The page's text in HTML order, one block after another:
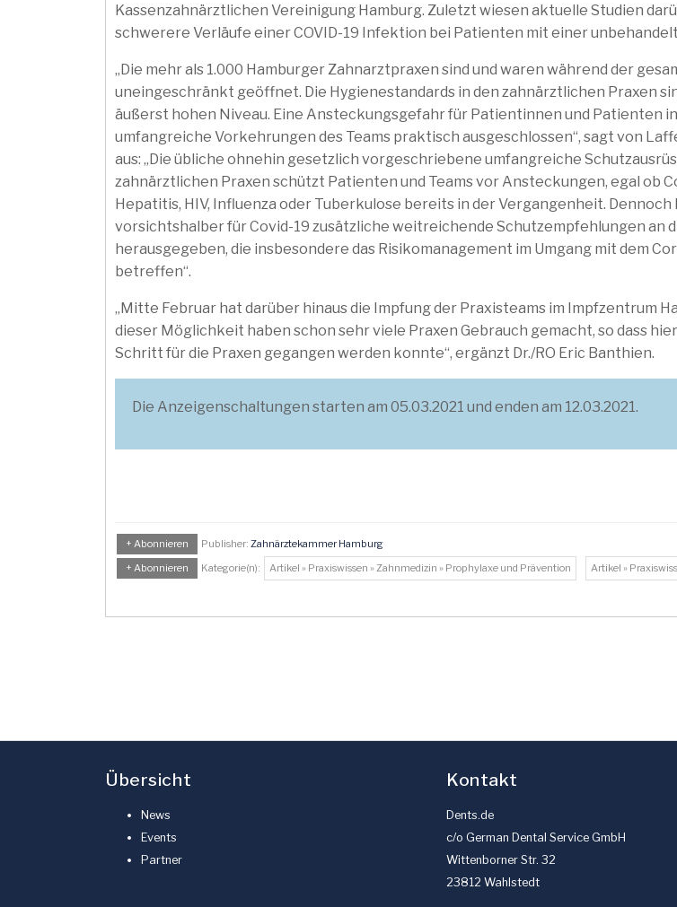
Kassenzahnärztlichen Vereinigung Hamburg. Zuletzt wiesen aktuelle Studien
schwerere Verläufe einer COVID-19 Infektion bei Patienten mit einer
„Die mehr als 1.000 Hamburger Zahnarztpraxen sind und waren während der
uneingeschränkt geöffnet. Die Hygienestandards in den zahnärztlichen Praxen
äußerst hohen Niveau. Eine Ansteckungsgefahr für Patientinnen und Patienten
umfangreiche Vorkehrungen des Teams praktisch ausgeschlossen“, sagt von
aus: „Die übliche ohnehin gesetzlich vorgeschriebene umfangreiche
zahnärztlichen Praxen schützt Patienten und Teams vor Ansteckungen, egal ob
Hepatitis, HIV, Influenza oder Tuberkulose bereits in der Vergangenheit. Dennoch
vorsichtshalber für Covid-19 zusätzliche weitreichende Schutzempfehlungen an
herausgegeben, die insbesondere das Risikomanagement im Umgang mit dem
betreffen“.
„Mitte Februar hat darüber hinaus die Impfung der Praxisteams im Impfzentrum
dieser Möglichkeit haben schon sehr viele Praxen Gebrauch gemacht, so dass
Schritt für die Praxen gegangen werden konnte“, ergänzt Dr./RO Eric Banthien.
Die Anzeigenschaltungen starten am 05.03.2021 und enden am 12.03.2021.
+ Abonnieren Publisher: Zahnärztekammer Hamburg
+ Abonnieren
Kategorie(n): Artikel » Praxiswissen » Zahnmedizin » Prophylaxe und Prävention Artikel »
Übersicht
News
Events
Partner
Kontakt
Dents.de
c/o German Dental Service GmbH
Wittenborner Str. 32
23812 Wahlstedt